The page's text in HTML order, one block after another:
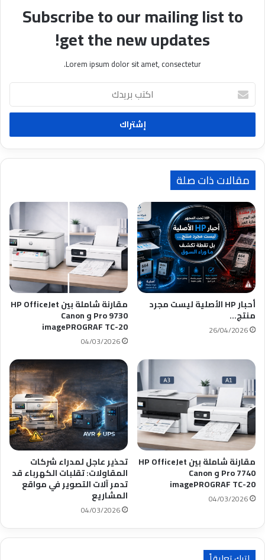
Subscribe to our mailing list to
get the new updates!
Lorem ipsum dolor sit amet, consectetur.
ا
ت
ب
ر
ي
د
كمقالات ذات صلة
أحبار HP الأصلية ليست مجرد
منتج…
26/04/2026
مقارنة شاملة بين HP OfficeJet
Pro 9730 و Canon
imagePROGRAF TC-20
04/03/2026
مقارنة شاملة بين HP OfficeJet
Pro 7740 و Canon
imagePROGRAF TC-20
04/03/2026
تحذير عاجل لمدراء شركات
المقاولات: تقلبات الكهرباء قد
تدمر آلات التصوير في مواقع
المشاريع
04/03/2026